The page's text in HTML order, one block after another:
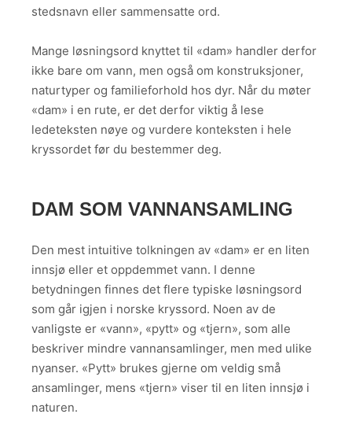
stedsnavn eller sammensatte ord.
Mange løsningsord knyttet til «dam» handler derfor
ikke bare om vann, men også om konstruksjoner,
naturtyper og familieforhold hos dyr. Når du møter
«dam» i en rute, er det derfor viktig å lese
ledeteksten nøye og vurdere konteksten i hele
kryssordet før du bestemmer deg.
DAM SOM VANNANSAMLING
Den mest intuitive tolkningen av «dam» er en liten
innsjø eller et oppdemmet vann. I denne
betydningen finnes det flere typiske løsningsord
som går igjen i norske kryssord. Noen av de
vanligste er «vann», «pytt» og «tjern», som alle
beskriver mindre vannansamlinger, men med ulike
nyanser. «Pytt» brukes gjerne om veldig små
ansamlinger, mens «tjern» viser til en liten innsjø i
naturen.